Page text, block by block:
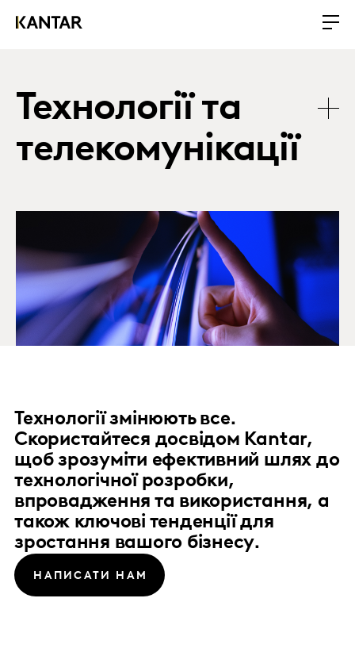
Технології та
телекомунікації
Технології змінюють все.
Скористайтеся досвідом Kantar,
щоб зрозуміти ефективний шлях до
технологічної розробки,
впровадження та використання, а
також ключові тенденції для
зростання вашого бізнесу.
НАПИСАТИ НАМ